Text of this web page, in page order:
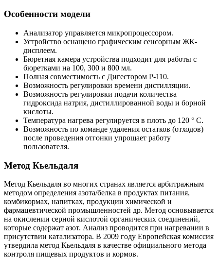
Особенности модели
Анализатор управляется микропроцессором.
Устройство оснащено графическим сенсорным ЖК-
дисплеем.
Бюретная камера устройства подходит для работы с
бюретками на 100, 300 и 800 мл.
Полная совместимость с Дигестором P-110.
Возможность регулировки времени дистилляции.
Возможность регулировки подачи количества
гидроксида натрия, дистиллированной воды и борной
кислоты.
Температура нагрева регулируется в плоть до 120 ° С.
Возможность по команде удаления остатков (отходов)
после проведения отгонки упрощает работу
пользователя.
Метод Кьельдаля
Метод Кьельдаля во многих странах является арбитражным
методом определения азота/белка в продуктах питания,
комбикормах, напитках, продукции химической и
фармацевтической промышленностей др. Метод основывается
на окислении серной кислотой органических соединений,
которые содержат азот. Анализ проводится при нагревании в
присутствии катализатора. В 2009 году Европейская комиссия
утвердила метод Кьельдаля в качестве официального метода
контроля пищевых продуктов и кормов.